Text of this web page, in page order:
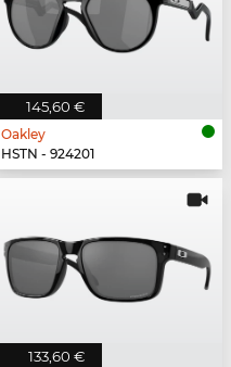
145,60 €
Oakley
HSTN - 924201
133,60 €